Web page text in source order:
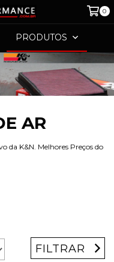
0
PRODUTOS
AR
da K&N. Melhores Preços do
FILTRAR